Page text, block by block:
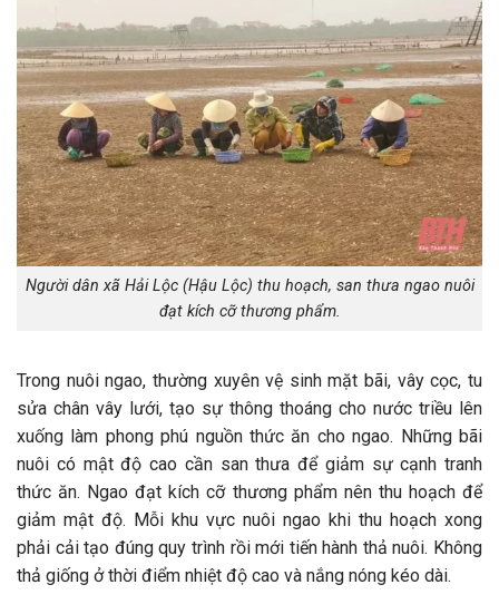
Người dân xã Hải Lộc (Hậu Lộc) thu hoạch, san thưa ngao nuôi
đạt kích cỡ thương phẩm.
Trong nuôi ngao, thường xuyên vệ sinh mặt bãi, vây cọc, tu
sửa chân vây lưới, tạo sự thông thoáng cho nước triều lên
xuống làm phong phú nguồn thức ăn cho ngao. Những bãi
nuôi có mật độ cao cần san thưa để giảm sự cạnh tranh
thức ăn. Ngao đạt kích cỡ thương phẩm nên thu hoạch để
giảm mật độ. Mỗi khu vực nuôi ngao khi thu hoạch xong
phải cải tạo đúng quy trình rồi mới tiến hành thả nuôi. Không
thả giống ở thời điểm nhiệt độ cao và nắng nóng kéo dài.